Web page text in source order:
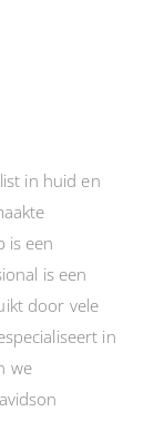
in huid en
is een
is een
door vele
in
we